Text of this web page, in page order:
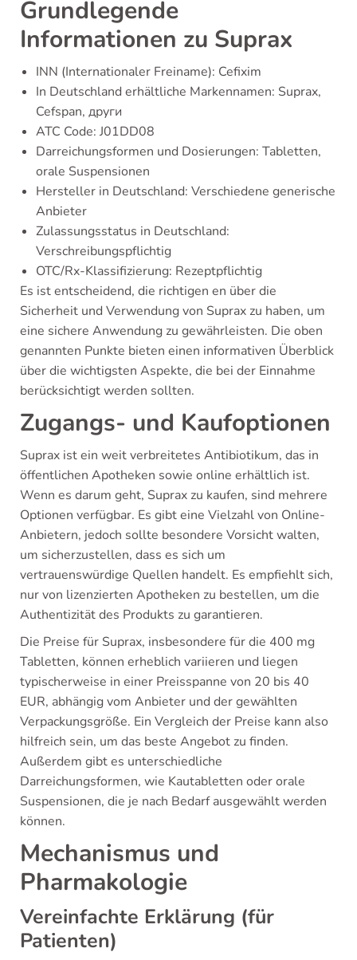
Grundlegende
Informationen zu Suprax
INN (Internationaler Freiname): Cefixim
In Deutschland erhältliche Markennamen: Suprax,
Cefspan, други
ATC Code: J01DD08
Darreichungsformen und Dosierungen: Tabletten,
orale Suspensionen
Hersteller in Deutschland: Verschiedene generische
Anbieter
Zulassungsstatus in Deutschland:
Verschreibungspflichtig
OTC/Rx-Klassifizierung: Rezeptpflichtig
Es ist entscheidend, die richtigen en über die
Sicherheit und Verwendung von Suprax zu haben, um
eine sichere Anwendung zu gewährleisten. Die oben
genannten Punkte bieten einen informativen Überblick
über die wichtigsten Aspekte, die bei der Einnahme
berücksichtigt werden sollten.
Zugangs- und Kaufoptionen
Suprax ist ein weit verbreitetes Antibiotikum, das in
öffentlichen Apotheken sowie online erhältlich ist.
Wenn es darum geht, Suprax zu kaufen, sind mehrere
Optionen verfügbar. Es gibt eine Vielzahl von Online-
Anbietern, jedoch sollte besondere Vorsicht walten,
um sicherzustellen, dass es sich um
vertrauenswürdige Quellen handelt. Es empfiehlt sich,
nur von lizenzierten Apotheken zu bestellen, um die
Authentizität des Produkts zu garantieren.
Die Preise für Suprax, insbesondere für die 400 mg
Tabletten, können erheblich variieren und liegen
typischerweise in einer Preisspanne von 20 bis 40
EUR, abhängig vom Anbieter und der gewählten
Verpackungsgröße. Ein Vergleich der Preise kann also
hilfreich sein, um das beste Angebot zu finden.
Außerdem gibt es unterschiedliche
Darreichungsformen, wie Kautabletten oder orale
Suspensionen, die je nach Bedarf ausgewählt werden
können.
Mechanismus und
Pharmakologie
Vereinfachte Erklärung (für
Patienten)